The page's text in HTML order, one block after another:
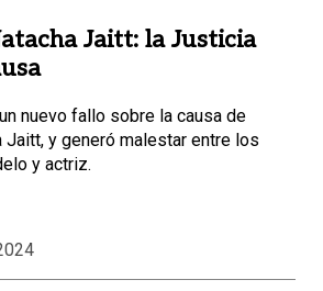
Jaitt: la Justicia
nuevo fallo sobre la causa de
Jaitt, y generó malestar entre los
y actriz.